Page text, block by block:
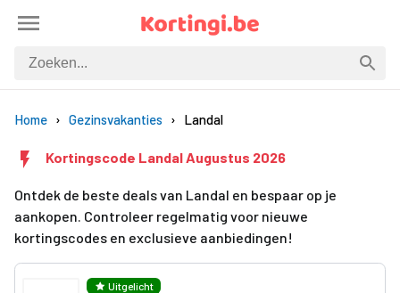
Home Gezinsvakanties Landal
Kortingscode Landal Augustus 2026
Ontdek de beste deals van Landal en bespaar op je
aankopen. Controleer regelmatig voor nieuwe
kortingscodes en exclusieve aanbiedingen!
Uitgelicht